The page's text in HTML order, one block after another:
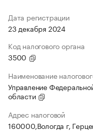
Дата регистрации
23 декабря 2024
Код налогового органа
3500
Наименование
Управление
области
Адрес налоговой
160000,Вологда г,